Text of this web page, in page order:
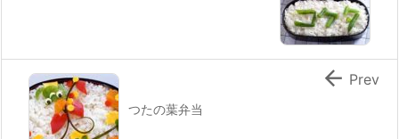
つたの葉弁当
 Prev